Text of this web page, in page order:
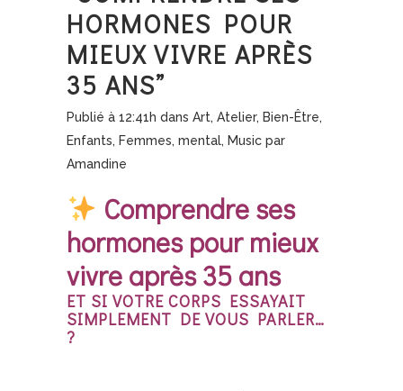
HORMONES POUR
MIEUX VIVRE APRÈS
35 ANS”
Publié à 12:41h dans Art, Atelier, Bien-Être,
Enfants, Femmes, mental, Music par
Amandine
Comprendre ses
hormones pour mieux
vivre après 35 ans
ET SI VOTRE CORPS ESSAYAIT
SIMPLEMENT DE VOUS PARLER…
?